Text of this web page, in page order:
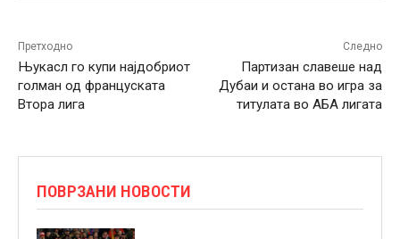
Претходно
Њукасл го купи најдобриот
голман од француската
Втора лига
Следно
Партизан славеше над
Дубаи и остана во игра за
титулата во АБА лигата
ПОВРЗАНИ НОВОСТИ